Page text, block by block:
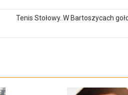
Tenis Stołowy. W Bartoszycach